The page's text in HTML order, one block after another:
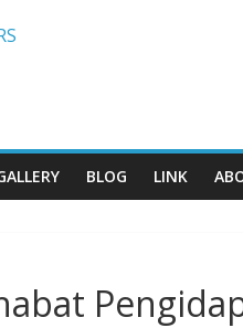
BLOG LINK